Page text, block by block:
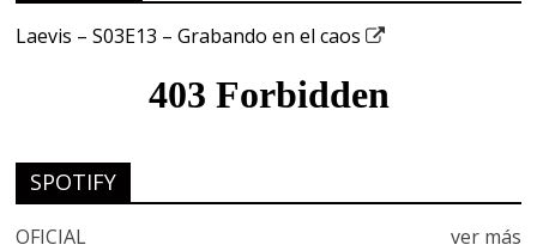
Laevis – S03E13 – Grabando en el caos
SPOTIFY
ver más
OFICIAL